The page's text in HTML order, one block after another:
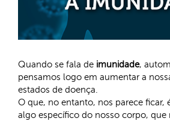
Quando se fala de imunidade,
pensamos logo em aumentar a
estados de doença.
O que, no entanto, nos parece ficar,
algo específico do nosso corpo, que